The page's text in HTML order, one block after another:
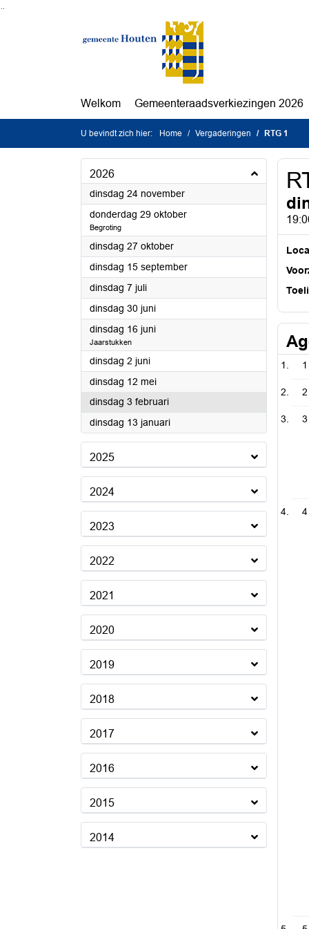
Welkom Gemeenteraadsverkiezingen 2026
U bevindt zich hier: Home Vergaderingen RTG 1
2026
dinsdag 24 november2026
donderdag 29 oktober2026
Begroting
dinsdag 27 oktober2026
dinsdag 15 september2026
dinsdag 7 juli2026
dinsdag 30 juni2026
dinsdag 16 juni2026
Jaarstukken
dinsdag 2 juni2026
dinsdag 12 mei2026
dinsdag 3 februari2026
dinsdag 13 januari2026
2025
2024
2023
2022
2021
2020
2019
2018
2017
2016
2015
2014
1
2
3
4